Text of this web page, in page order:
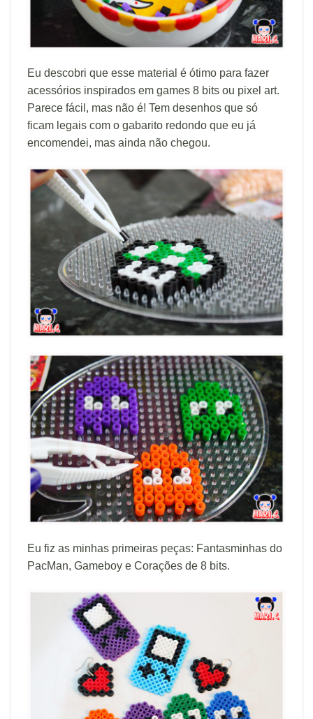
Eu descobri que esse material é ótimo para fazer
acessórios inspirados em games 8 bits ou pixel art.
Parece fácil, mas não é! Tem desenhos que só
ficam legais com o gabarito redondo que eu já
encomendei, mas ainda não chegou.
Eu fiz as minhas primeiras peças: Fantasminhas do
PacMan, Gameboy e Corações de 8 bits.